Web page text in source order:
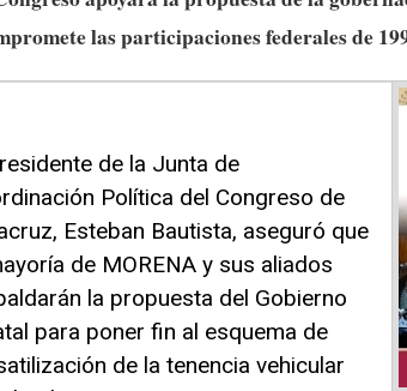
las participaciones federales de
de la Junta de
Política del Congreso de
Esteban Bautista, aseguró que
de MORENA y sus aliados
la propuesta del Gobierno
para poner fin al esquema de
de la tenencia vehicular